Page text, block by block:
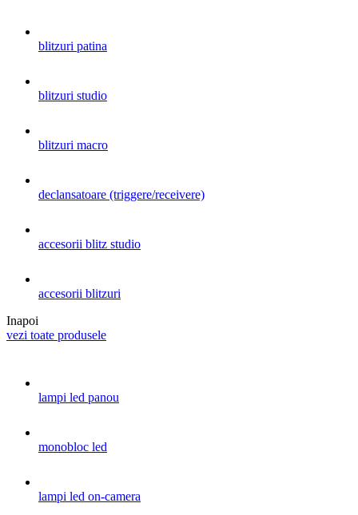
blitzuri patina
blitzuri studio
blitzuri macro
declansatoare (triggere/receivere)
accesorii blitz studio
accesorii blitzuri
Inapoi
vezi toate produsele
lampi led panou
monobloc led
lampi led on-camera